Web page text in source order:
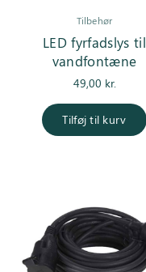
Tilbehør
LED fyrfadslys til
vandfontæne
49,00 kr.
Tilføj til kurv